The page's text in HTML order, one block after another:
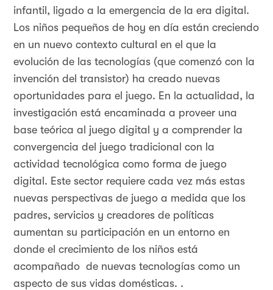
infantil, ligado a la emergencia de la era digital.
Los niños pequeños de hoy en día están creciendo
en un nuevo contexto cultural en el que la
evolución de las tecnologías (que comenzó con la
invención del transistor) ha creado nuevas
oportunidades para el juego. En la actualidad, la
investigación está encaminada a proveer una
base teórica al juego digital y a comprender la
convergencia del juego tradicional con la
actividad tecnológica como forma de juego
digital. Este sector requiere cada vez más estas
nuevas perspectivas de juego a medida que los
padres, servicios y creadores de políticas
aumentan su participación en un entorno en
donde el crecimiento de los niños está
acompañado de nuevas tecnologías como un
aspecto de sus vidas domésticas. .